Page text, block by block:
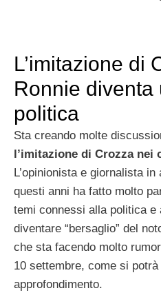
L’imitazione di
Ronnie diventa
politica
Sta creando molte
l’imitazione di Crozza nei
L’opinionista e giornalista
questi anni ha fatto molto
temi connessi alla politica e
diventare “bersaglio” del
che sta facendo molto
10 settembre, come si
approfondimento.